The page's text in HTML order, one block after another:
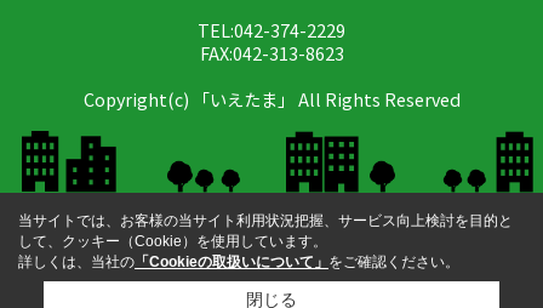
TEL:042-374-2229
FAX:042-313-8623
Copyright(c) 「いえたま」 All Rights Reserved
当サイトでは、お客様の当サイト利用状況把握、サービス向上検討を目的と
して、クッキー（Cookie）を使用しています。
詳しくは、当社の 「Cookieの取扱いについて」 をご確認ください。
閉じる